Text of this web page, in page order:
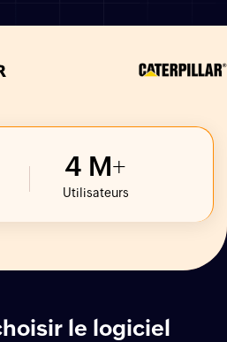
4 M
Utilisateurs
le logiciel